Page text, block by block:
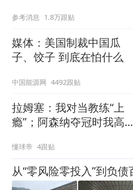
参考消息 1.8万跟贴
媒体：美国制裁中国瓜
子、饺子 到底在怕什么
中国能源网 4492跟贴
拉姆塞：我对当教练“上
瘾”；阿森纳夺冠时我高兴
懂球帝 4跟贴